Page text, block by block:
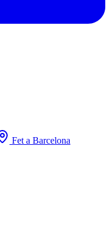
Fet a Barcelona